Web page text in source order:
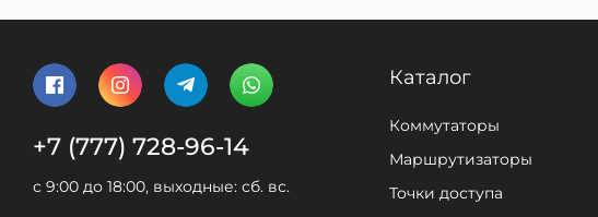
+7 (777) 728-96-14
c 9:00 до 18:00, выходные: сб. вс.
Каталог
Коммутаторы
Маршрутизаторы
Точки доступа